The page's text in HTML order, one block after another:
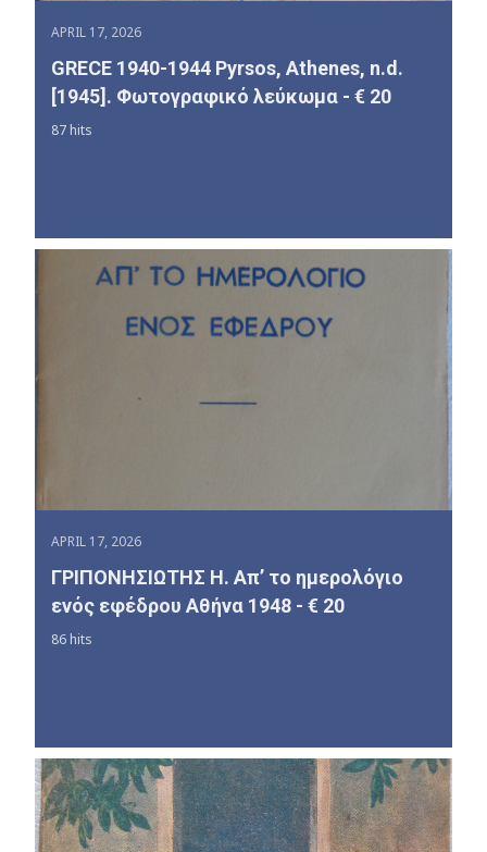
APRIL 17, 2026
GRECE 1940-1944 Pyrsos, Athenes, n.d.
[1945]. Φωτογραφικό λεύκωμα - € 20
87 hits
APRIL 17, 2026
ΓΡΙΠΟΝΗΣΙΩΤΗΣ Η. Απ’ το ημερολόγιο
ενός εφέδρου Αθήνα 1948 - € 20
86 hits